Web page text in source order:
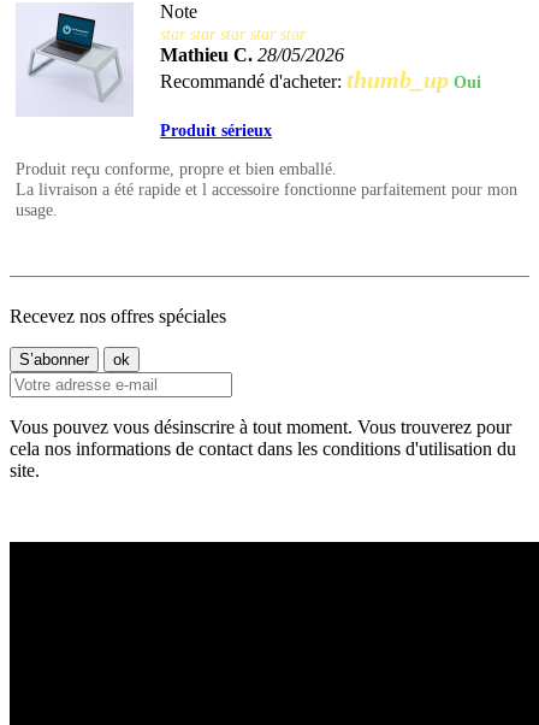
Note
star star star star star
Mathieu C. 28/05/2026
Recommandé d'acheter: thumb_up Oui
Produit sérieux
Produit reçu conforme, propre et bien emballé.
La livraison a été rapide et l accessoire fonctionne parfaitement pour mon
usage.
Recevez nos offres spéciales
Vous pouvez vous désinscrire à tout moment. Vous trouverez pour
cela nos informations de contact dans les conditions d'utilisation du
site.